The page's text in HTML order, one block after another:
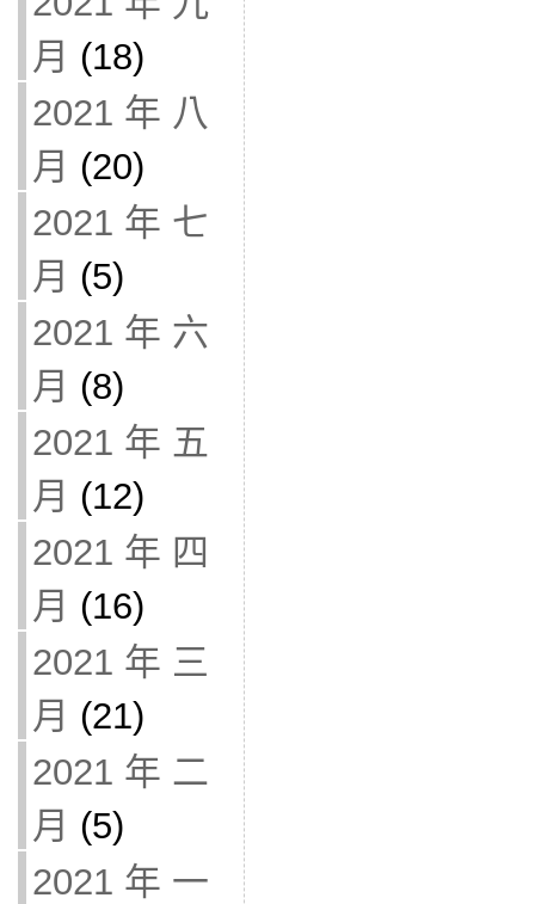
月 (18)
2021 年 八
月 (20)
2021 年 七
月 (5)
2021 年 六
月 (8)
2021 年 五
月 (12)
2021 年 四
月 (16)
2021 年 三
月 (21)
2021 年 二
月 (5)
2021 年 一